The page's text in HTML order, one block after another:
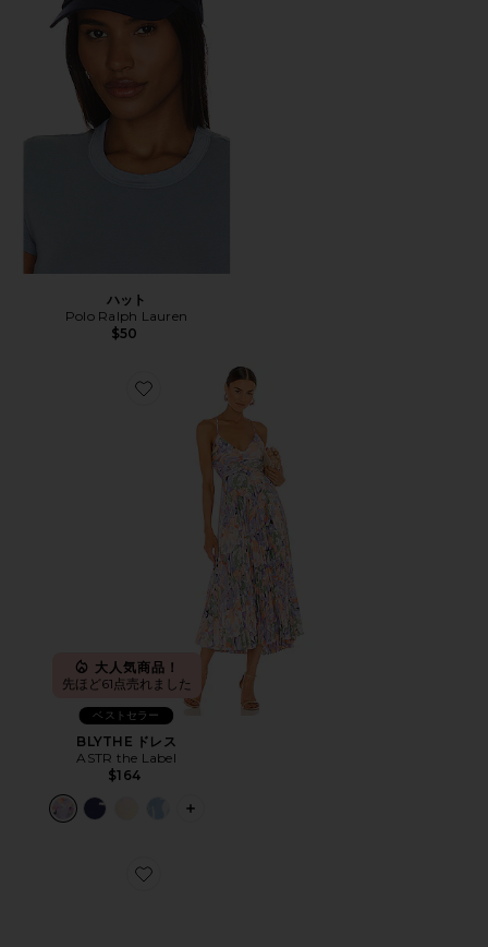
ハット
Polo Ralph Lauren
$50
Favorite BLYTHE ドレス
大人気商品！
先ほど61点売れました
ベストセラー
BLYTHE ドレス
ASTR the Label
$164
PLUS ICON TO SEE MORE OPTIONS
Favorite CLOUD 6 スニーカー